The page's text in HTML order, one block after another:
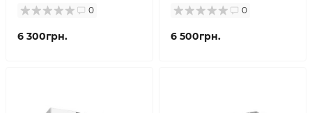
0
6 300грн.
0
6 500грн.